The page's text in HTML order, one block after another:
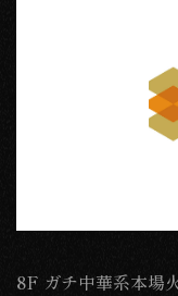
8F ガチ中華系本場